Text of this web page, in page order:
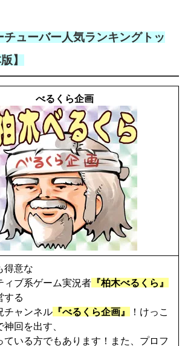
ューバー人気ランキングトッ
】
べるくら企画
得意な
ィブ系ゲーム実況者 『柏木べるくら』
する
チャンネル 『べるくら企画』
！けっこ
神回を出す、
ている方でもあります！また、プロフ